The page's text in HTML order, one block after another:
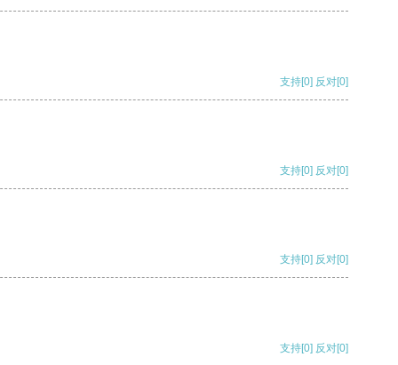
支持[0] 反对[0]
支持[0] 反对[0]
支持[0] 反对[0]
支持[0] 反对[0]